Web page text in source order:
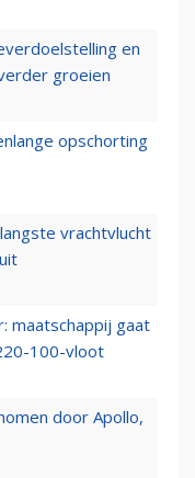
en
groeien
opschorting
vrachtvlucht
maatschappij gaat
100-vloot
door Apollo,